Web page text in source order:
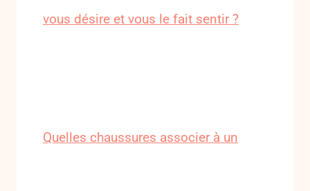
vous désire et vous le fait sentir ?
Quelles chaussures associer à un